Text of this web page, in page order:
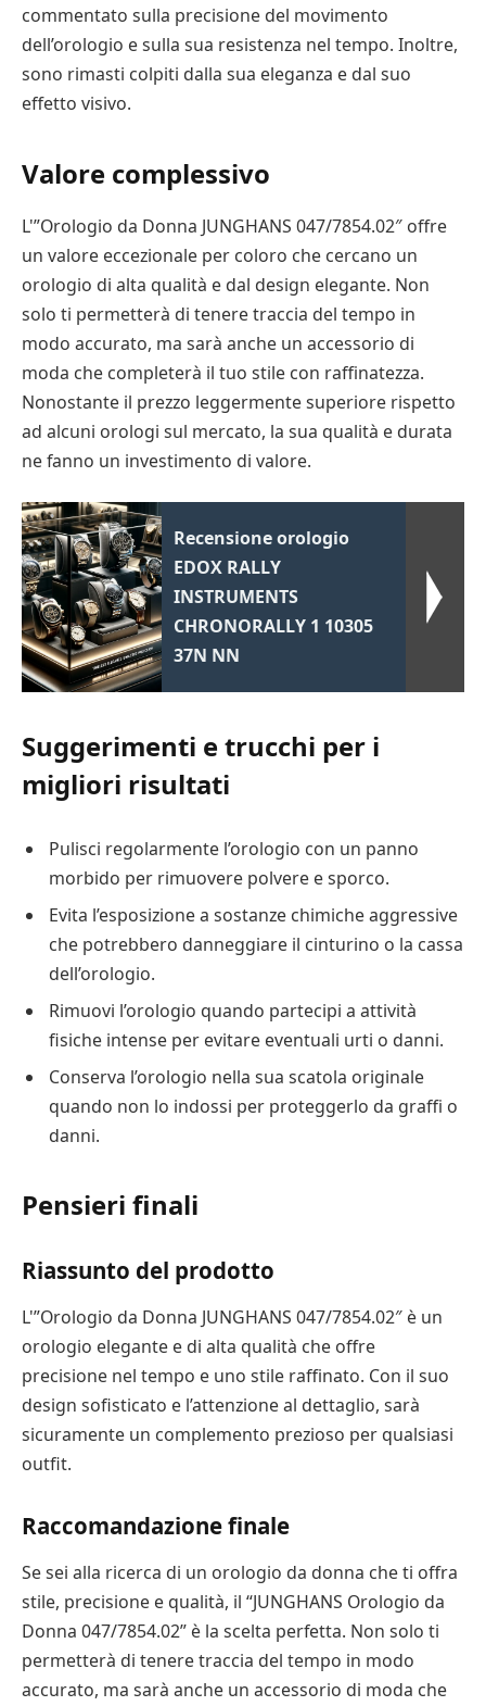
commentato sulla precisione del movimento
dell’orologio e sulla sua resistenza nel tempo. Inoltre,
sono rimasti colpiti dalla sua eleganza e dal suo
effetto visivo.
Valore complessivo
L'”Orologio da Donna JUNGHANS 047/7854.02″ offre
un valore eccezionale per coloro che cercano un
orologio di alta qualità e dal design elegante. Non
solo ti permetterà di tenere traccia del tempo in
modo accurato, ma sarà anche un accessorio di
moda che completerà il tuo stile con raffinatezza.
Nonostante il prezzo leggermente superiore rispetto
ad alcuni orologi sul mercato, la sua qualità e durata
ne fanno un investimento di valore.
Recensione orologio
EDOX RALLY
INSTRUMENTS
CHRONORALLY 1 10305
37N NN
Suggerimenti e trucchi per i
migliori risultati
Pulisci regolarmente l’orologio con un panno
morbido per rimuovere polvere e sporco.
Evita l’esposizione a sostanze chimiche aggressive
che potrebbero danneggiare il cinturino o la cassa
dell’orologio.
Rimuovi l’orologio quando partecipi a attività
fisiche intense per evitare eventuali urti o danni.
Conserva l’orologio nella sua scatola originale
quando non lo indossi per proteggerlo da graffi o
danni.
Pensieri finali
Riassunto del prodotto
L'”Orologio da Donna JUNGHANS 047/7854.02″ è un
orologio elegante e di alta qualità che offre
precisione nel tempo e uno stile raffinato. Con il suo
design sofisticato e l’attenzione al dettaglio, sarà
sicuramente un complemento prezioso per qualsiasi
outfit.
Raccomandazione finale
Se sei alla ricerca di un orologio da donna che ti offra
stile, precisione e qualità, il “JUNGHANS Orologio da
Donna 047/7854.02” è la scelta perfetta. Non solo ti
permetterà di tenere traccia del tempo in modo
accurato, ma sarà anche un accessorio di moda che